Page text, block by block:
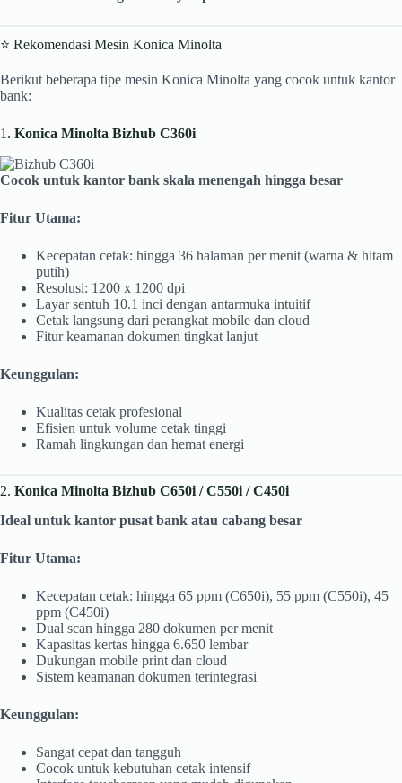
⭐ Rekomendasi Mesin Konica Minolta
Berikut beberapa tipe mesin Konica Minolta yang cocok untuk kantor
bank:
1. Konica Minolta Bizhub C360i
Cocok untuk kantor bank skala menengah hingga besar
Fitur Utama:
Kecepatan cetak: hingga 36 halaman per menit (warna & hitam
putih)
Resolusi: 1200 x 1200 dpi
Layar sentuh 10.1 inci dengan antarmuka intuitif
Cetak langsung dari perangkat mobile dan cloud
Fitur keamanan dokumen tingkat lanjut
Keunggulan:
Kualitas cetak profesional
Efisien untuk volume cetak tinggi
Ramah lingkungan dan hemat energi
2. Konica Minolta Bizhub C650i / C550i / C450i
Ideal untuk kantor pusat bank atau cabang besar
Fitur Utama:
Kecepatan cetak: hingga 65 ppm (C650i), 55 ppm (C550i), 45
ppm (C450i)
Dual scan hingga 280 dokumen per menit
Kapasitas kertas hingga 6.650 lembar
Dukungan mobile print dan cloud
Sistem keamanan dokumen terintegrasi
Keunggulan:
Sangat cepat dan tangguh
Cocok untuk kebutuhan cetak intensif